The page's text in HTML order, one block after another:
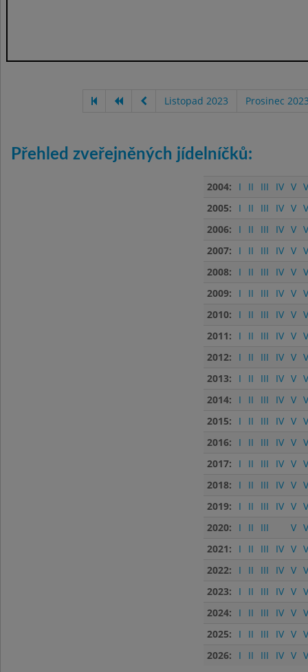
Listopad 2023 Prosinec
Přehled zveřejněných jídelníčků:
2004: I II III IV V
2005:
I II III IV V
2006:
I II III IV V
2007:
I II III IV V
2008:
I II III IV V
2009:
I II III IV V
2010:
I II III IV V
2011:
I II III IV V
2012:
I II III IV V
2013:
I II III IV V
2014:
I II III IV V
2015:
I II III IV V
2016:
I II III IV V
2017:
I II III IV V
2018:
I II III IV V
2019:
I II III IV V
2020:
I II III V
2021:
I II III IV V
2022:
I II III IV V
2023:
I II III IV V
2024:
I II III IV V
2025:
I II III IV V
2026:
I II III IV V